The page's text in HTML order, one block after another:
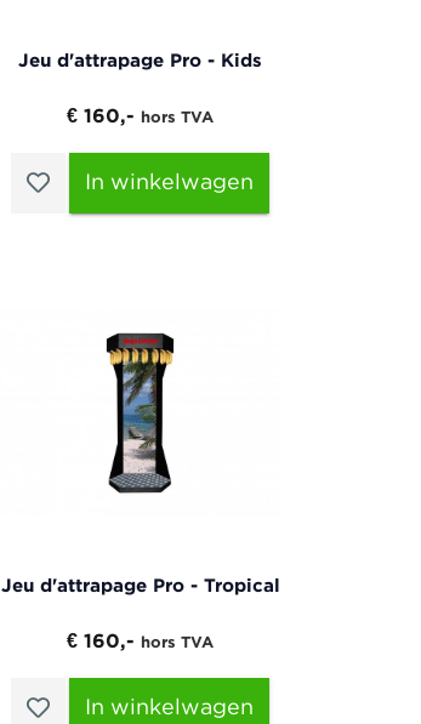
Jeu d'attrapage Pro - Kids
€ 160,- hors TVA
In winkelwagen
Jeu d'attrapage Pro - Tropical
€ 160,- hors TVA
In winkelwagen